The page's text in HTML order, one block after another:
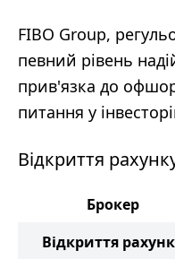
FIBO Group,
певний рівень
прив'язка до
питання у
Відкриття
Брокер
Відкриття